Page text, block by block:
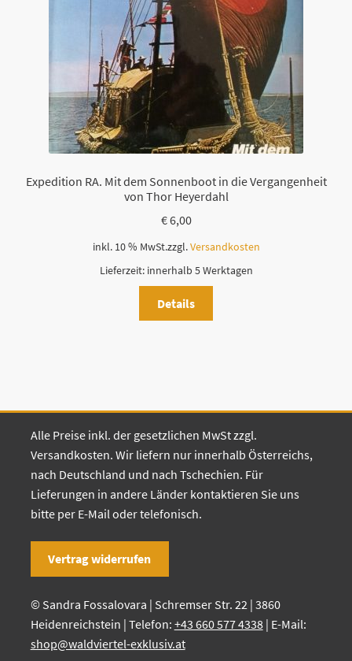
Expedition RA. Mit dem Sonnenboot in die Vergangenheit
von Thor Heyerdahl
€6,00
inkl. 10 % MwSt.zzgl.Versandkosten
Lieferzeit: innerhalb 5 Werktagen
Details
Alle Preise inkl. der gesetzlichen MwSt zzgl.
Versandkosten. Wir liefern nur innerhalb Österreichs,
nach Deutschland und nach Tschechien. Für
Lieferungen in andere Länder kontaktieren Sie uns
bitte per E-Mail oder telefonisch.
Vertrag widerrufen
© Sandra Fossalovara | Schremser Str. 22 | 3860
Heidenreichstein | Telefon: +43 660 577 4338| E-Mail:
shop@waldviertel-exklusiv.at